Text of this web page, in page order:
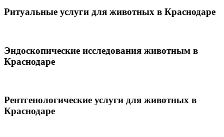
Ритуальные услуги для животных в Краснодаре
Эндоскопические исследования животным в
Краснодаре
Рентгенологические услуги для животных в
Краснодаре